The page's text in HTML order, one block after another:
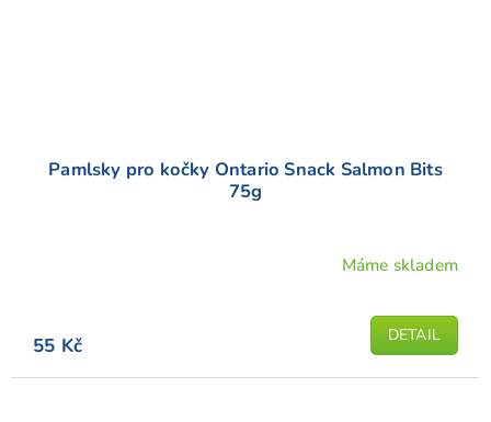
Pamlsky pro kočky Ontario Snack Salmon Bits
75g
Máme skladem
55 Kč DETAIL